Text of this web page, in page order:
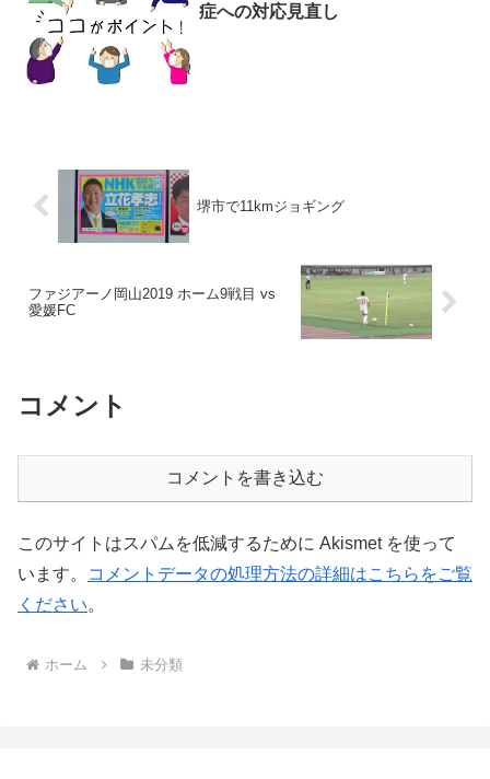
症への対応見直し
堺市で11kmジョギング
ファジアーノ岡山2019 ホーム9戦目 vs
愛媛FC
コメント
コメントを書き込む
このサイトはスパムを低減するために Akismet を使って
います。
コメントデータの処理方法の詳細はこちらをご覧
ください。
ホーム 未分類